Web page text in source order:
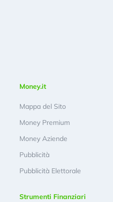
Money.it
Mappa del Sito
Money Premium
Money Aziende
Pubblicità
Pubblicità Elettorale
Strumenti Finanziari